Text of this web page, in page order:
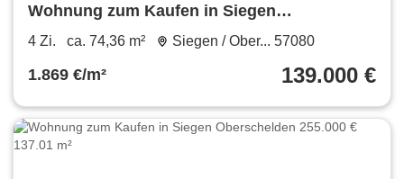
Wohnung zum Kaufen in Siegen
Oberschelden 139.000 € 74.36 m²
4 Zi. ca. 74,36 m² Siegen / Ober... 57080
1.869 €/m² 139.000 €